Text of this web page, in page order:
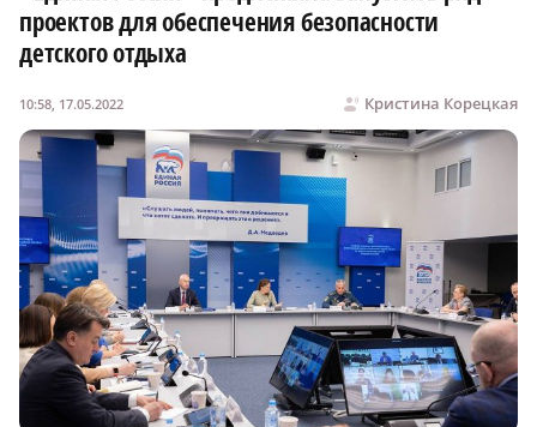
проектов для обеспечения безопасности
детского отдыха
Кристина Корецкая
10:58, 17.05.2022